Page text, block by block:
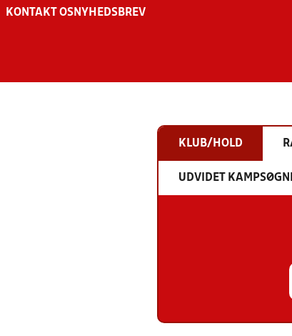
KONTAKT OS NYHEDSBREV
KLUB/HOLD
UDVIDET